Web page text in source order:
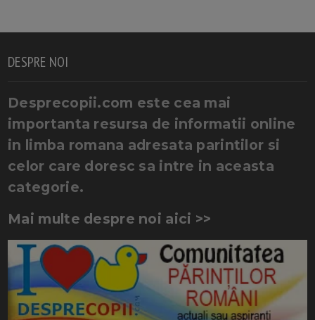
DESPRE NOI
Desprecopii.com este cea mai
importanta resursa de informatii online
in limba romana adresata parintilor si
celor care doresc sa intre in aceasta
categorie.
Mai multe despre noi aici >>